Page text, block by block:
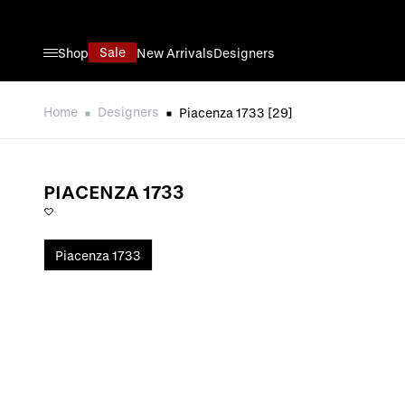
Shop
Sale New ArrivalsDesigners
Home Designers Piacenza 1733 [29]
PIACENZA 1733
Piacenza 1733